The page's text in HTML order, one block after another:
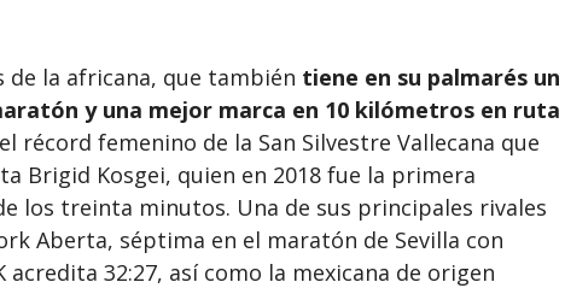
de la africana, que también tiene en su palmarés un
y una mejor marca en 10 kilómetros en ruta
récord femenino de la San Silvestre Vallecana que
Brigid Kosgei, quien en 2018 fue la primera
los treinta minutos. Una de sus principales rivales
Aberta, séptima en el maratón de Sevilla con
acredita 32:27, así como la mexicana de origen